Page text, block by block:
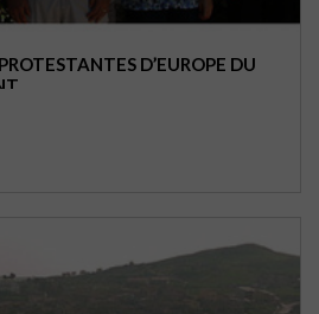
D’EUROPE DU